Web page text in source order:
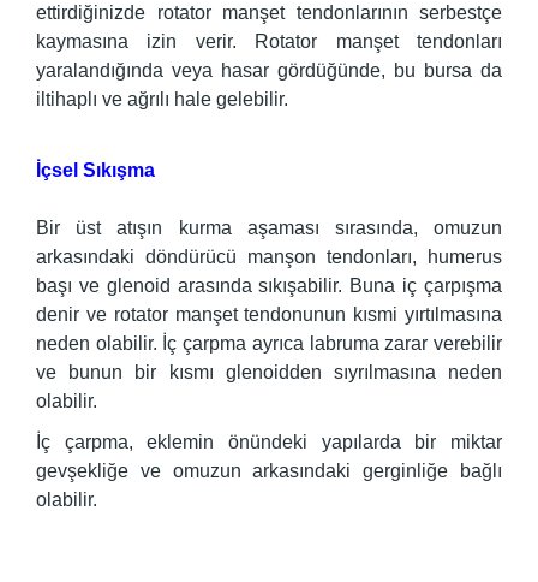
ettirdiğinizde rotator manşet tendonlarının serbestçe
kaymasına izin verir. Rotator manşet tendonları
yaralandığında veya hasar gördüğünde, bu bursa da
iltihaplı ve ağrılı hale gelebilir.
İçsel Sıkışma
Bir üst atışın kurma aşaması sırasında, omuzun
arkasındaki döndürücü manşon tendonları, humerus
başı ve glenoid arasında sıkışabilir. Buna iç çarpışma
denir ve rotator manşet tendonunun kısmi yırtılmasına
neden olabilir. İç çarpma ayrıca labruma zarar verebilir
ve bunun bir kısmı glenoidden sıyrılmasına neden
olabilir.
İç çarpma, eklemin önündeki yapılarda bir miktar
gevşekliğe ve omuzun arkasındaki gerginliğe bağlı
olabilir.